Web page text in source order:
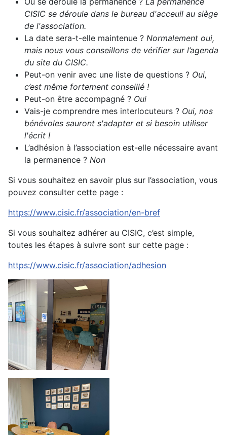
CISIC se déroule dans le bureau d'acceuil au siège
de l'association.
La date sera-t-elle maintenue ? Normalement oui,
mais nous vous conseillons de vérifier sur l’agenda
du site du CISIC.
Peut-on venir avec une liste de questions ? Oui,
c’est même fortement conseillé !
Peut-on être accompagné ? Oui
Vais-je comprendre mes interlocuteurs ? Oui, nos
bénévoles sauront s'adapter et si besoin utiliser
l'écrit !
L’adhésion à l’association est-elle nécessaire avant
la permanence ? Non
Si vous souhaitez en savoir plus sur l’association, vous
pouvez consulter cette page :
https://www.cisic.fr/association/en-bref
Si vous souhaitez adhérer au CISIC, c’est simple,
toutes les étapes à suivre sont sur cette page :
https://www.cisic.fr/association/adhesion